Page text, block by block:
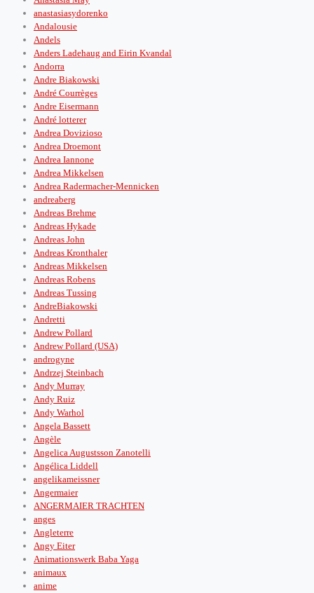
anastasiasydorenko
Andalousie
Andels
Anders Ladehaug and Eirin Kvandal
Andorra
Andre Biakowski
André Courrèges
Andre Eisermann
André lotterer
Andrea Dovizioso
Andrea Droemont
Andrea Iannone
Andrea Mikkelsen
Andrea Radermacher-Mennicken
andreaberg
Andreas Brehme
Andreas Hykade
Andreas John
Andreas Kronthaler
Andreas Mikkelsen
Andreas Robens
Andreas Tussing
AndreBiakowski
Andretti
Andrew Pollard
Andrew Pollard (USA)
androgyne
Andrzej Steinbach
Andy Murray
Andy Ruiz
Andy Warhol
Angela Bassett
Angèle
Angelica Augustsson Zanotelli
Angélica Liddell
angelikameissner
Angermaier
ANGERMAIER TRACHTEN
anges
Angleterre
Angy Eiter
Animationswerk Baba Yaga
animaux
anime